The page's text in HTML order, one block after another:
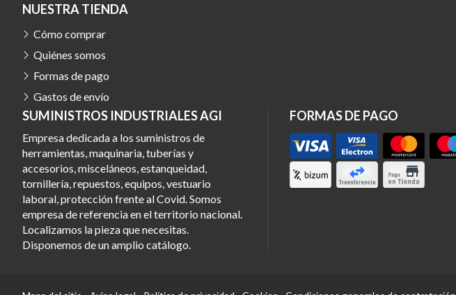
SUMINISTROS INDUSTRIALES AGI
Empresa dedicada a los suministros de
herramientas, maquinaria, tuberías y
accesorios, misceláneos, estanqueidad,
tornillería, repuestos, equipos, vestuario
laboral, protección frente al Covid. Somos
empresa de referencia en el territorio nacional.
Localizamos la pieza que necesitas.
Disponemos de un amplio catálogo.
FORMAS DE PAGO
NUESTRA TIENDA
Cómo comprar
Quiénes somos
Formas de pago
Gastos de envío